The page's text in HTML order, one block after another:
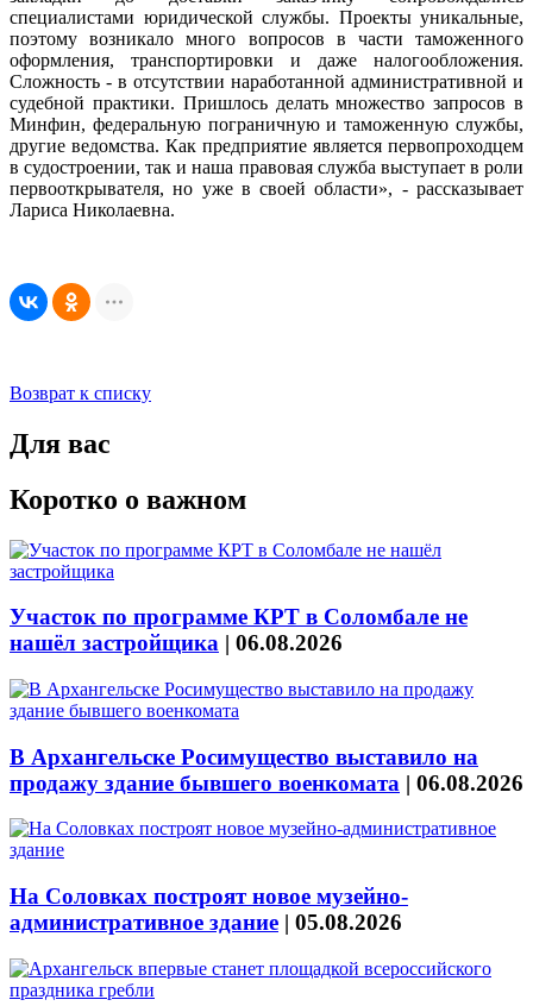
специалистами юридической службы. Проекты уникальные,
поэтому возникало много вопросов в части таможенного
оформления, транспортировки и даже налогообложения.
Сложность - в отсутствии наработанной административной и
судебной практики. Пришлось делать множество запросов в
Минфин, федеральную пограничную и таможенную службы,
другие ведомства. Как предприятие является первопроходцем
в судостроении, так и наша правовая служба выступает в роли
первооткрывателя, но уже в своей области», - рассказывает
Лариса Николаевна.
Возврат к списку
Для вас
Коротко о важном
Участок по программе КРТ в Соломбале не
нашёл застройщика | 06.08.2026
В Архангельске Росимущество выставило на
продажу здание бывшего военкомата | 06.08.2026
На Соловках построят новое музейно-
административное здание | 05.08.2026